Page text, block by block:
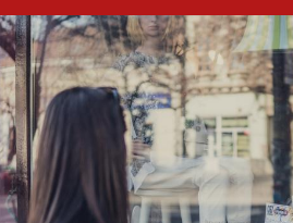
Развитие и